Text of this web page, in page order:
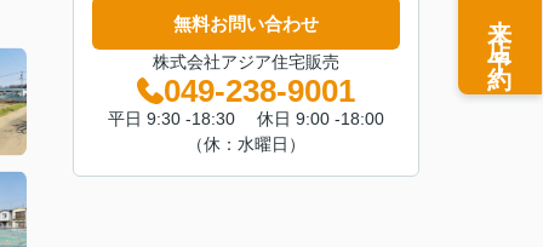
無料お問い合わせ
株式会社アジア住宅販売
049-238-9001
平日 9:30 -18:30 休日 9:00 -18:00
（休：水曜日）
来店予約